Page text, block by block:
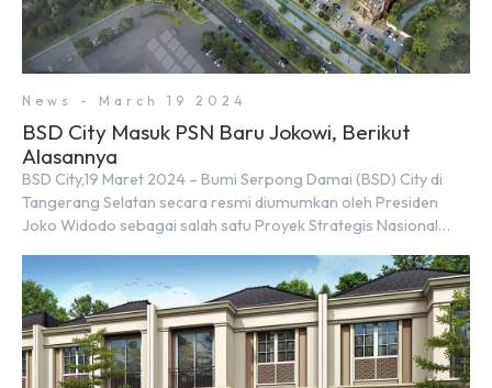
News - March 19 2024
BSD City Masuk PSN Baru Jokowi, Berikut
Alasannya
BSD City,19 Maret 2024 – Bumi Serpong Damai (BSD) City di
Tangerang Selatan secara resmi diumumkan oleh Presiden
Joko Widodo sebagai salah satu Proyek Strategis Nasional
Koordinator Bidang Perekonomian, Airlangga Hartarto, setelah
Rapat Terbatas (ratas) bersama Jokowi di Istana Kepresidenan
pada hari Senin, 18 Maret 2024. Selain […]